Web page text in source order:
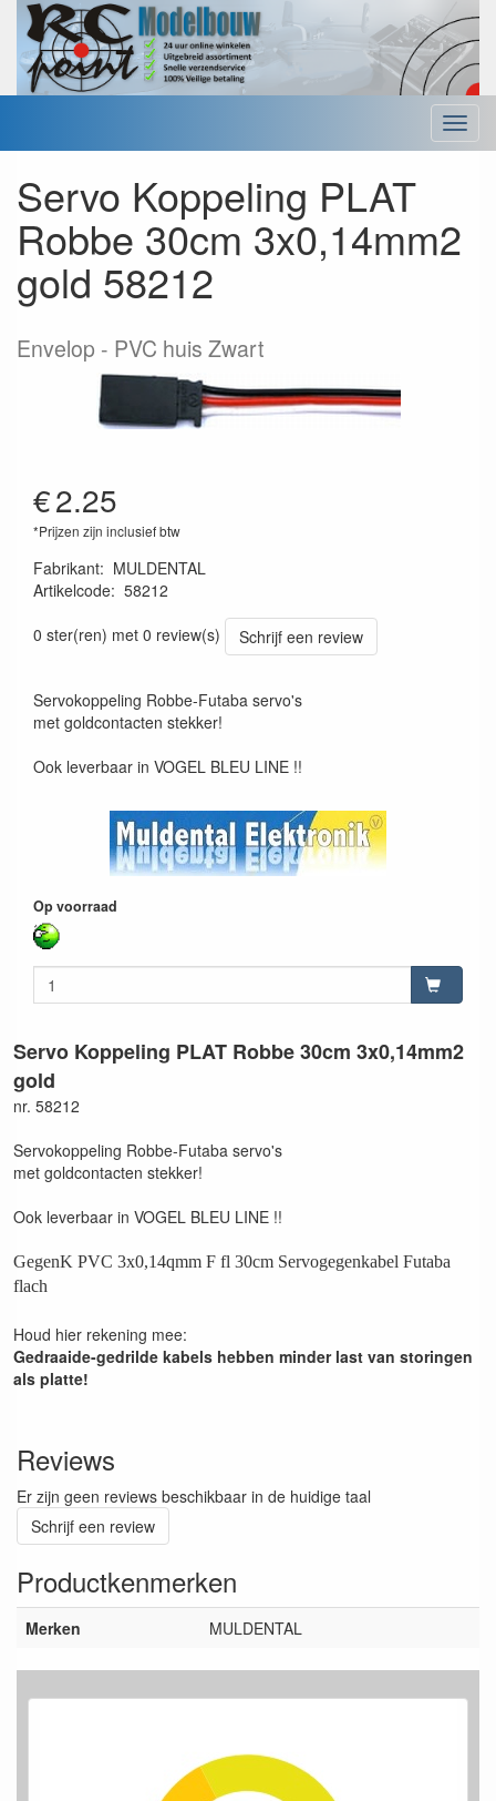
Menu
Servo Koppeling PLAT
Robbe 30cm 3x0,14mm2
gold 58212
Envelop PVC huis Zwart
€2.25
*Prijzen zijn inclusief btw
Fabrikant: MULDENTAL
Artikelcode: 58212
0 ster(ren) met 0 review(s)
Schrijf een review
Servokoppeling Robbe-Futaba servo's
met goldcontacten stekker!
Ook leverbaar in VOGEL BLEU LINE !!
Op voorraad
Servo Koppeling PLAT Robbe 30cm 3x0,14mm2
gold
nr. 58212
Servokoppeling Robbe-Futaba servo's
met goldcontacten stekker!
Ook leverbaar in VOGEL BLEU LINE !!
GegenK PVC 3x0,14qmm F fl 30cm Servogegenkabel Futaba
flach
Houd hier rekening mee:
Gedraaide-gedrilde kabels hebben minder last van storingen
als platte!
Reviews
Er zijn geen reviews beschikbaar in de huidige taal
Schrijf een review
Productkenmerken
Merken MULDENTAL